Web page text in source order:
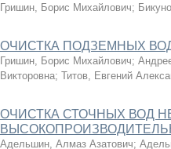
Гришин, Борис Михайлович;
ОЧИСТКА ПОДЗЕМНЫХ
Гришин, Борис Михайлович;
Викторовна; Титов, Евгений
ОЧИСТКА СТОЧНЫХ ВОД
Адельшин, Алмаз Азатович;